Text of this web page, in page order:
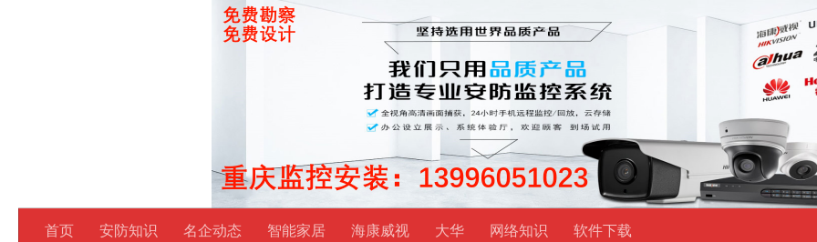
首页 安防知识 名企动态 智能家居 海康威视 大华 网络知识 软件下载